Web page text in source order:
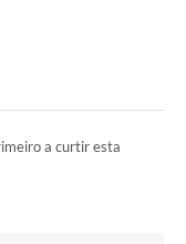
a curtir esta